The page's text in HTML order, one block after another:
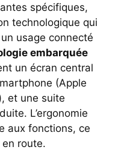
spécifiques,
technologique qui
usage connecté
embarquée
un écran central
(Apple
et une suite
L’ergonomie
aux fonctions, ce
route.